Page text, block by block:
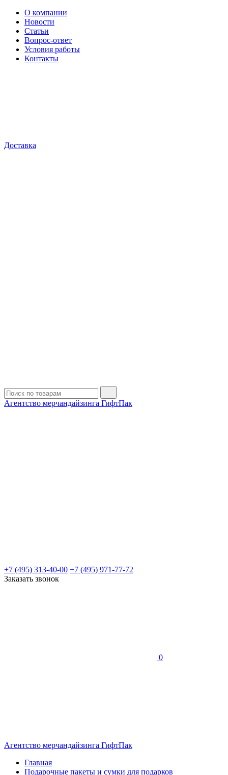
О компании
Новости
Статьи
Вопрос-ответ
Условия работы
Контакты
Доставка
Агентство мерчандайзинга ГифтПак
+7 (495) 313-40-00 +7 (495) 971-77-72
Заказать звонок
0
Агентство мерчандайзинга ГифтПак
Главная
Подарочные пакеты и сумки для подарков